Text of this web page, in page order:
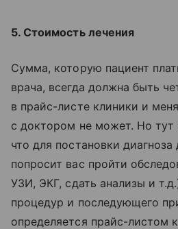
5. Стоимость лечения
Сумма, которую пациент
врача, всегда должна быть
в прайс-листе клиники и
с доктором не может. Но тут
что для постановки
попросит вас пройти
УЗИ, ЭКГ, сдать анализы и
процедур и последующего
определяется прайс-листом